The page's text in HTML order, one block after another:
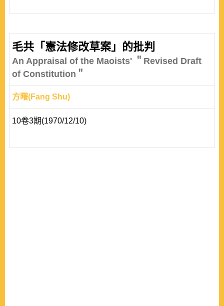
毛共「憲法修改草案」的批判
An Appraisal of the Maoists' ＂Revised Draft
of Constitution＂
方曙(Fang Shu)
10卷3期(1970/12/10)